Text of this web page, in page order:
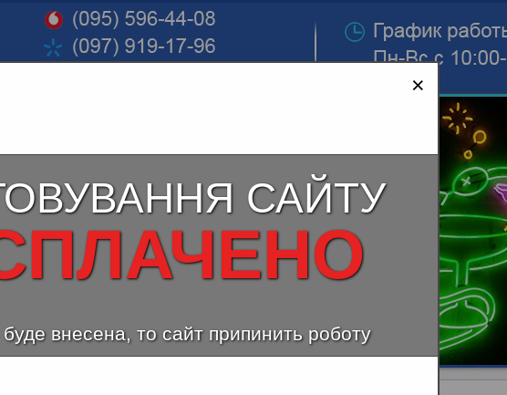
×
САЙТУ
внесена, то сайт припинить роботу